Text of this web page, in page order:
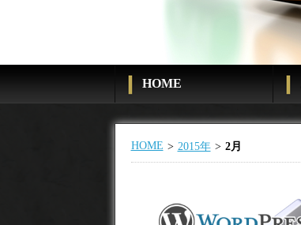
HOME
HOME 2015年 2月